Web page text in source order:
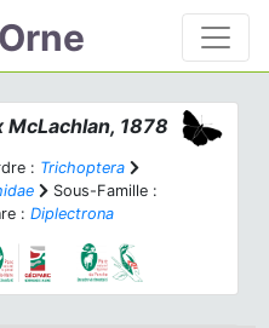
McLachlan, 1878
: Trichoptera
Sous-Famille :
: Diplectrona